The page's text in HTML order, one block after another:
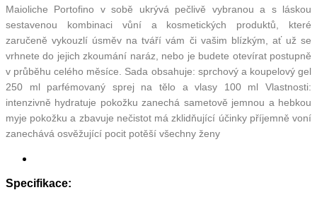
Maioliche Portofino v sobě ukrývá pečlivě vybranou a s láskou
sestavenou kombinaci vůní a kosmetických produktů, které
zaručeně vykouzlí úsměv na tváří vám či vašim blízkým, ať už se
vrhnete do jejich zkoumání naráz, nebo je budete otevírat postupně
v průběhu celého měsíce. Sada obsahuje: sprchový a koupelový gel
250 ml parfémovaný sprej na tělo a vlasy 100 ml Vlastnosti:
intenzivně hydratuje pokožku zanechá sametově jemnou a hebkou
myje pokožku a zbavuje nečistot má zklidňující účinky příjemně voní
zanechává osvěžující pocit potěší všechny ženy
Specifikace: